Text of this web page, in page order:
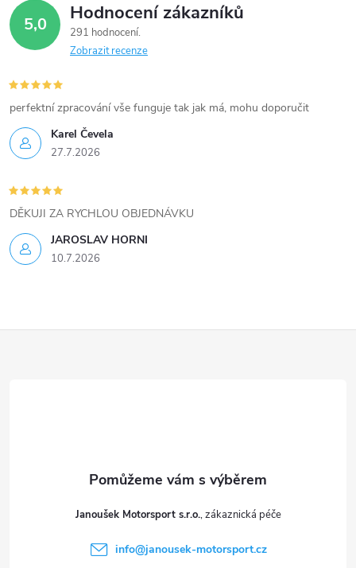
v
ý
p
i
s
u
5,0 Hodnocení zákazníků
291 hodnocení
Zobrazit recenze
Karel Čevela
27.7.2026
perfektní zpracování vše funguje tak jak má, mohu doporučit
JAROSLAV HORNI
10.7.2026
DĚKUJI ZA RYCHLOU OBJEDNÁVKU
Janoušek Motorsport s.r.o.
info@janousek-motorsport.cz